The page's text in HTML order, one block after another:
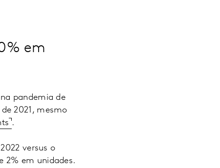
em
pandemia de
2021, mesmo
.
versus o
2% em unidades.